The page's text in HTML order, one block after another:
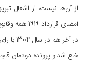
از آن‌ها نیست، از اشغال
امضای
در
خلع شد و پرونده دودمان